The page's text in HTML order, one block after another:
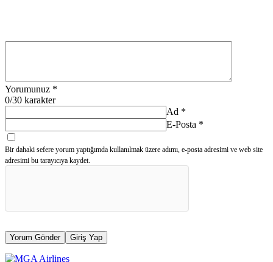
Yorumunuz *
0/30 karakter
Ad *
E-Posta *
Bir dahaki sefere yorum yaptığımda kullanılmak üzere adımı, e-posta adresimi ve web site
adresimi bu tarayıcıya kaydet.
Yorum Gönder Giriş Yap